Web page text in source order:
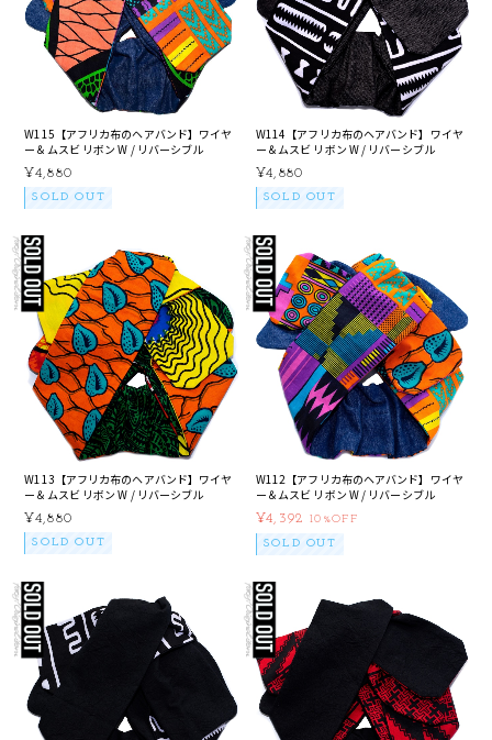
W115【アフリカ布のヘアバンド】ワイヤ
ー＆ムスビ リボン W / リバーシブル
¥4,880
SOLD OUT
W114【アフリカ布のヘアバンド】ワイヤ
ー＆ムスビ リボン W / リバーシブル
¥4,880
SOLD OUT
W113【アフリカ布のヘアバンド】ワイヤ
ー＆ムスビ リボン W / リバーシブル
¥4,880
SOLD OUT
W112【アフリカ布のヘアバンド】ワイヤ
ー＆ムスビ リボン W / リバーシブル
¥4,392
10%OFF
SOLD OUT